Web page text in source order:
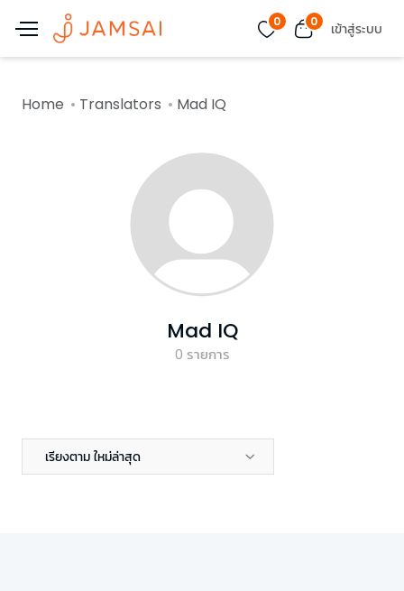
0 0 เข้าสู่ระบบ
Home Translators Mad IQ
Mad IQ
0 รายการ
เรียงตาม ใหม่ล่าสุด